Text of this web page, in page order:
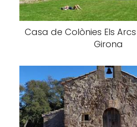
Casa de Colònies Els
Girona